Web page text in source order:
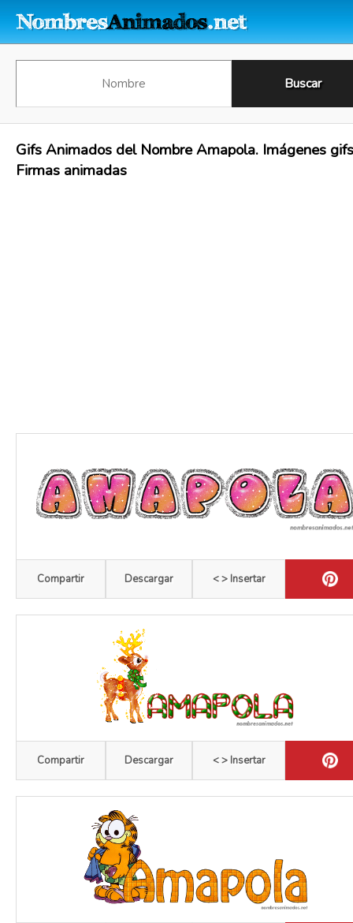
Gifs Animados del Nombre Amapola. Imágenes
Firmas animadas
Compartir Descargar < > Insertar
Compartir Descargar < > Insertar